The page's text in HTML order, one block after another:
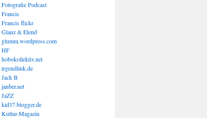
Fotografie Podcast
Francis
Francis flickr
Glanz & Elend
glumm.wordpress.com
HF
hobokollektiv.net
irgendlink.de
Jack B
janber.net
JaZZ
kid37.blogger.de
Kultur-Magazin